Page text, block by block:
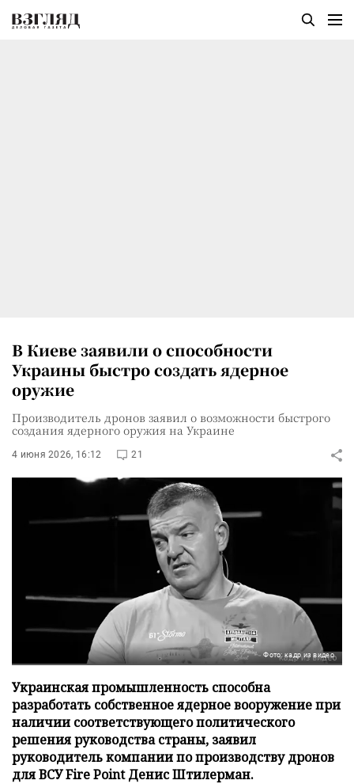
В Киеве заявили о способности
Украины быстро создать ядерное
оружие
Производитель дронов заявил о возможности быстрого
создания ядерного оружия на Украине
4 июня 2026, 16:12 21
Фото: кадр из видео
Украинская промышленность способна
разработать собственное ядерное вооружение при
наличии соответствующего политического
решения руководства страны, заявил
руководитель компании по производству дронов
для ВСУ Fire Point Денис Штилерман.